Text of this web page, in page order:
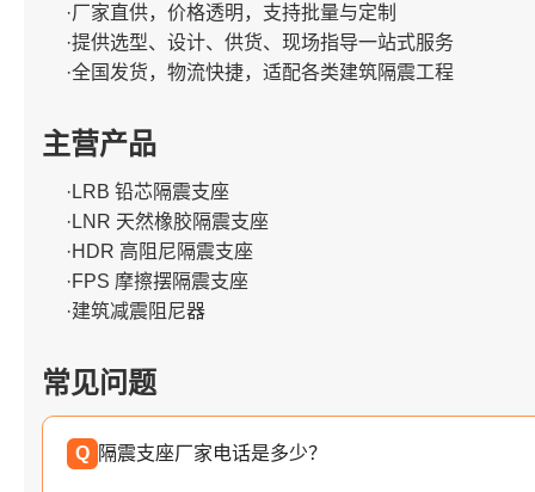
·厂家直供，价格透明，支持批量与定制
·提供选型、设计、供货、现场指导一站式服务
·全国发货，物流快捷，适配各类建筑隔震工程
主营产品
·LRB 铅芯隔震支座
·LNR 天然橡胶隔震支座
·HDR 高阻尼隔震支座
·FPS 摩擦摆隔震支座
·建筑减震阻尼器
常见问题
Q 隔震支座厂家电话是多少？